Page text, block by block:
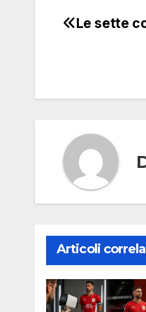
Le sette
Articoli